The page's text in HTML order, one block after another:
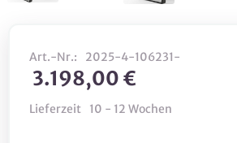
Art.-Nr.: 2025-4-106231-
3.198,00 €
Lieferzeit 10 - 12 Wochen